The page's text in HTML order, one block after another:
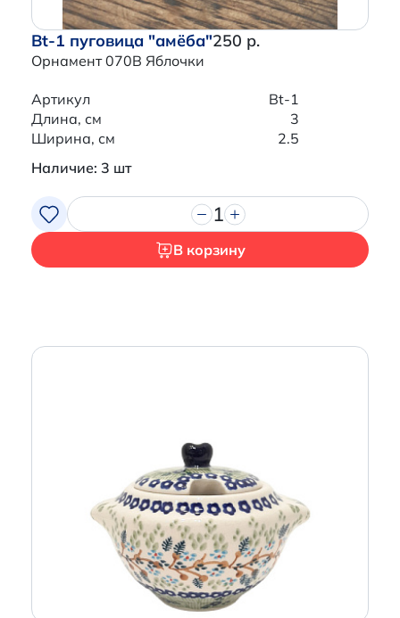
Bt-1 пуговица "амёба"
Орнамент 070B Яблочки
250 р.
Артикул
Bt-1
Длина, см
3
Ширина, см
2.5
Наличие: 3 шт
1
В корзину